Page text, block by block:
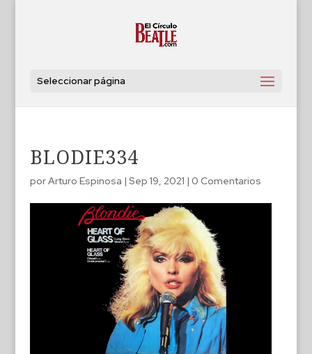
Seleccionar página
BLODIE334
porArturo Espinosa | Sep 19, 2021 | 0 Comentarios